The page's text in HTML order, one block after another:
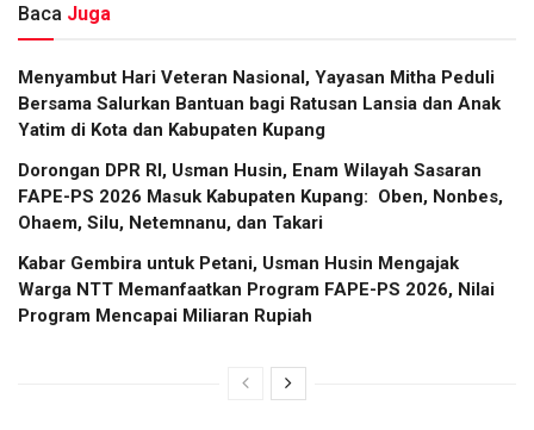
Baca Juga
​Menyambut Hari Veteran Nasional, Yayasan Mitha Peduli
Bersama Salurkan Bantuan bagi Ratusan Lansia dan Anak
Yatim di Kota dan Kabupaten Kupang
Dorongan DPR RI, Usman Husin, Enam Wilayah Sasaran
FAPE-PS 2026 Masuk Kabupaten Kupang: Oben, Nonbes,
Ohaem, Silu, Netemnanu, dan Takari
Kabar Gembira untuk Petani, Usman Husin Mengajak
Warga NTT Memanfaatkan Program FAPE-PS 2026, Nilai
Program Mencapai Miliaran Rupiah